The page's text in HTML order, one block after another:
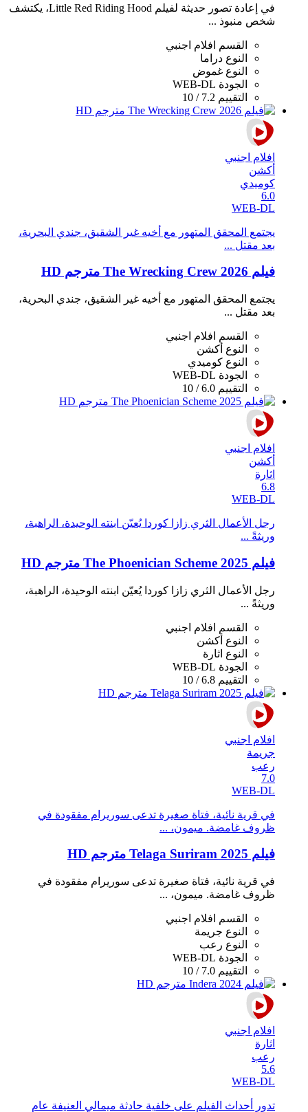
في إعادة تصور حديثة لفيلم Little Red Riding Hood، يكتشف
شخص منبوذ ...
القسم
افلام اجنبي
النوع دراما
النوع غموض
الجودة WEB-DL
التقييم 7.2 / 10
افلام اجنبي
أكشن
كوميدي
6.0
WEB-DL
يجتمع المحقق المتهور مع أخيه غير الشقيق، جندي البحرية،
بعد مقتل ...
فيلم The Wrecking Crew 2026 مترجم HD
يجتمع المحقق المتهور مع أخيه غير الشقيق، جندي البحرية،
بعد مقتل ...
القسم
افلام اجنبي
النوع أكشن
النوع كوميدي
الجودة WEB-DL
التقييم 6.0 / 10
افلام اجنبي
أكشن
اثارة
6.8
WEB-DL
رجل الأعمال الثري زازا كوردا يُعيّن ابنته الوحيدة، الراهبة،
وريثةً ...
فيلم The Phoenician Scheme 2025 مترجم HD
رجل الأعمال الثري زازا كوردا يُعيّن ابنته الوحيدة، الراهبة،
وريثةً ...
القسم
افلام اجنبي
النوع أكشن
النوع اثارة
الجودة WEB-DL
التقييم 6.8 / 10
افلام اجنبي
جريمة
رعب
7.0
WEB-DL
في قرية نائية، فتاة صغيرة تدعى سوريرام مفقودة في
ظروف غامضة. ميمون، ...
فيلم Telaga Suriram 2025 مترجم HD
في قرية نائية، فتاة صغيرة تدعى سوريرام مفقودة في
ظروف غامضة. ميمون، ...
القسم
افلام اجنبي
النوع جريمة
النوع رعب
الجودة WEB-DL
التقييم 7.0 / 10
افلام اجنبي
اثارة
رعب
5.6
WEB-DL
تدور أحداث الفيلم على خلفية حادثة ميمالي العنيفة عام